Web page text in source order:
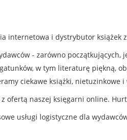
internetowa i dystrybutor książek
- zarówno
w tym literaturę piękną,
ciekawe książki, nietuzinkowe i
ofertą naszej księgarni online.
usługi logistyczne dla